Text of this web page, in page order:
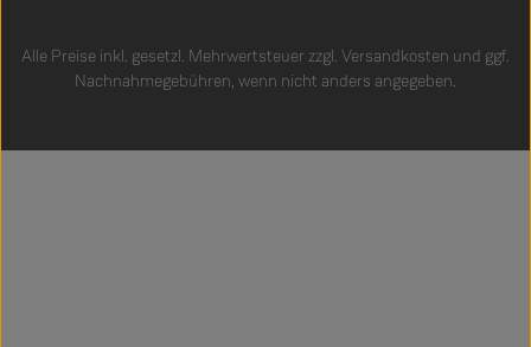
Alle Preise inkl. gesetzl. Mehrwertsteuer zzgl. Versandkosten und ggf.
Nachnahmegebühren, wenn nicht anders angegeben.